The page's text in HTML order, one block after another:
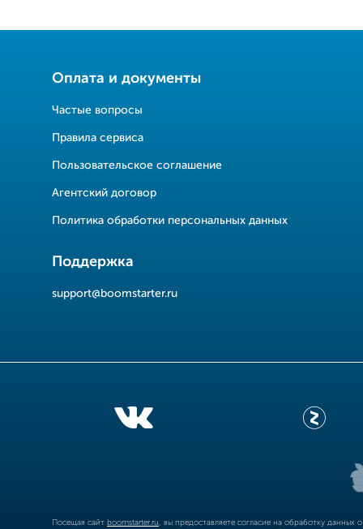
Оплата и документы
Частые вопросы
Правила сервиса
Пользовательское соглашение
Агентский договор
Политика обработки персональных данных
Поддержка
support@boomstarter.ru
Посещая сайт boomstarter.ru , вы предоставляете согласие на обработку